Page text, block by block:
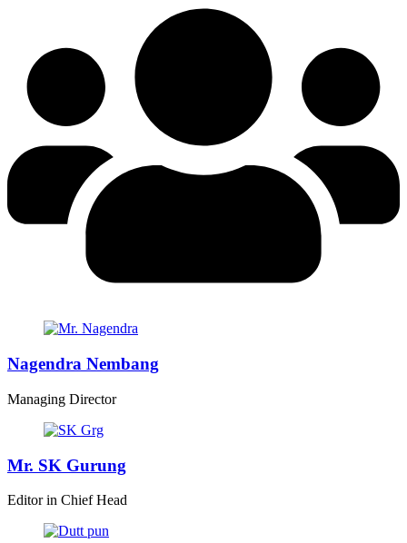
Nagendra Nembang
Managing Director
Mr. SK Gurung
Editor in Chief Head